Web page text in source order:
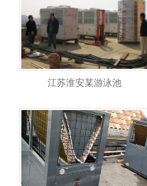
江苏淮安某游泳池